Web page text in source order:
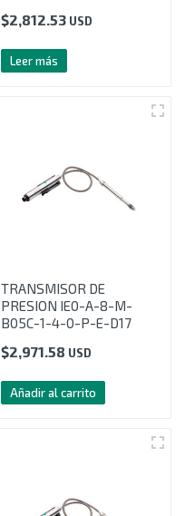
$2,812.53 USD
Leer más
TRANSMISOR DE
PRESION IE0-A-8-M-
B05C-1-4-0-P-E-D17
$2,971.58 USD
Añadir al carrito